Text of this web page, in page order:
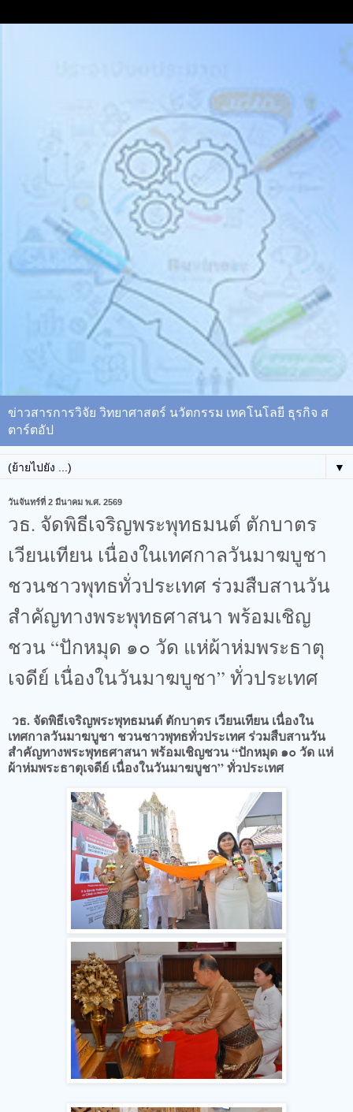
ข่าวสารการวิจัย วิทยาศาสตร์ นวัตกรรม เทคโนโลยี ธุรกิจ ส
ตาร์ตอัป
▼
วันจันทร์ที่ 2 มีนาคม พ.ศ. 2569
วธ. จัดพิธีเจริญพระพุทธมนต์ ตักบาตร
เวียนเทียน เนื่องในเทศกาลวันมาฆบูชา
ชวนชาวพุทธทั่วประเทศ ร่วมสืบสานวัน
สำคัญทางพระพุทธศาสนา​ พร้อมเชิญ
ชวน “ปักหมุด ๑๐ วัด แห่ผ้าห่มพระธาตุ
เจดีย์ เนื่องในวันมาฆบูชา” ทั่วประเทศ
วธ. จัดพิธีเจริญพระพุทธมนต์ ตักบาตร เวียนเทียน เนื่องใน
เทศกาลวันมาฆบูชา ชวนชาวพุทธทั่วประเทศ ร่วมสืบสานวัน
สำคัญทางพระพุทธศาสนา​ พร้อมเชิญชวน “ปักหมุด ๑๐ วัด แห่
ผ้าห่มพระธาตุเจดีย์ เนื่องในวันมาฆบูชา” ทั่วประเทศ